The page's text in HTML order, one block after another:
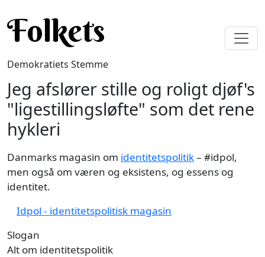
Folkets
Demokratiets Stemme
Jeg afslører stille og roligt djøf's
"ligestillingsløfte" som det rene
hykleri
Danmarks magasin om identitetspolitik– #idpol,
men også om væren og eksistens, og essens og
identitet.
Idpol - identitetspolitisk magasin
Slogan
Alt om identitetspolitik